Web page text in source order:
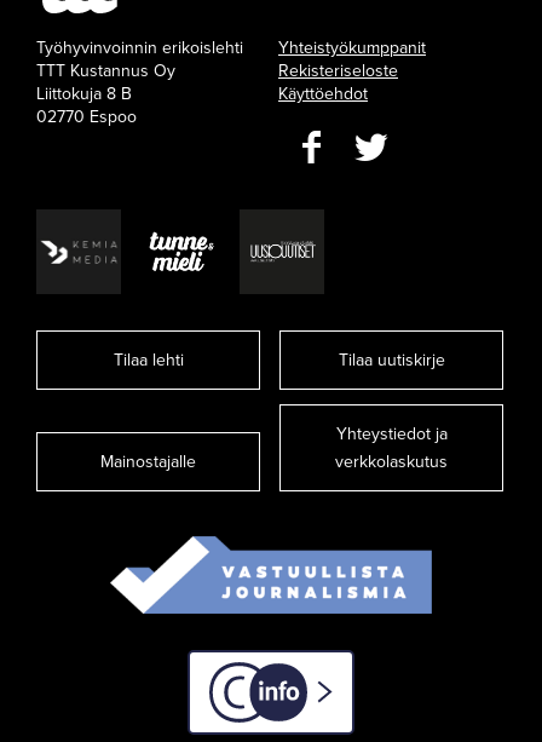
Työhyvinvoinnin erikoislehti
TTT Kustannus Oy
Liittokuja 8 B
02770 Espoo
Yhteistyökumppanit
Rekisteriseloste
Käyttöehdot
Tilaa lehti Tilaa uutiskirje
Mainostajalle
Yhteystiedot ja
verkkolaskutus
C-info